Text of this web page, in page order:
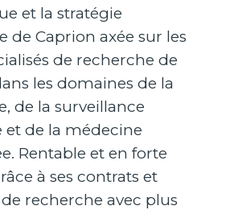
et la stratégie
de Caprion axée sur les
de recherche de
les domaines de la
de la surveillance
de la médecine
Rentable et en forte
à ses contrats et
recherche avec plus